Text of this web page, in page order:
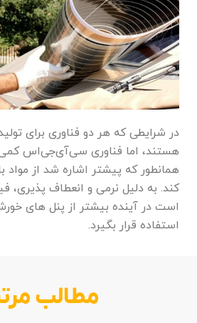
در شرایطی که هر دو فناوری برای
هستند، اما فناوری سی‌آی‌جی‌اس کمی
همانطور که پیشتر اشاره شد از مواد
کند. به دلیل نرمی و انعطاف
است در آینده بیشتر از پنل های
استفاده قرار بگیرد.
مطالب